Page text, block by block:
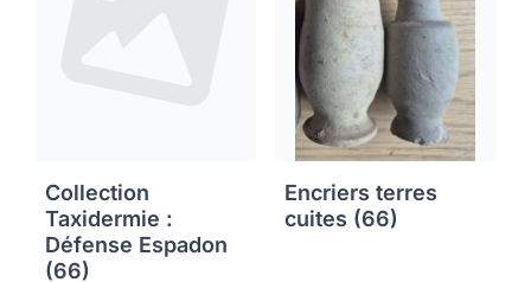
Collection
Taxidermie :
Défense Espadon
(66)
Encriers terres
cuites (66)